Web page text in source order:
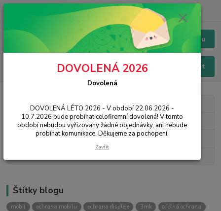
Menu
Hledat
Chat / Online podpora - 24/7
Kategorie blogu
3mk Protection
Novinky
Štítky blogu
mobil ochrana mobilu ochrana displeje 3mk
odolná ochrana
DOVOLENÁ 2026
Dovolená
DOVOLENÁ LÉTO 2026 - V období 22.06.2026 -
10.7.2026 bude probíhat celofiremní dovolená! V tomto
období nebudou vyřizovány žádné objednávky, ani nebude
probíhat komunikace. Děkujeme za pochopení.
Zavřít